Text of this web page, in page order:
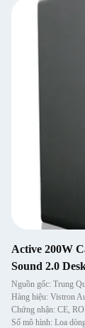
Active 200W
Sound 2.0
Nguồn gốc: Trung
Hàng hiệu: Vistron
Chứng nhận: CE,
Số mô hình: Loa